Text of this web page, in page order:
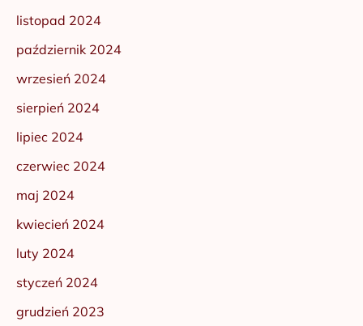
listopad 2024
październik 2024
wrzesień 2024
sierpień 2024
lipiec 2024
czerwiec 2024
maj 2024
kwiecień 2024
luty 2024
styczeń 2024
grudzień 2023